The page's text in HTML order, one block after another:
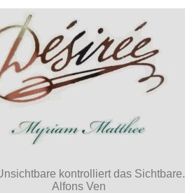
kontrolliert das Sichtbare.
Alfons Ven